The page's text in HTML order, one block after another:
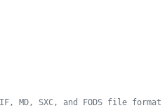
MD, SXC, and FODS file format